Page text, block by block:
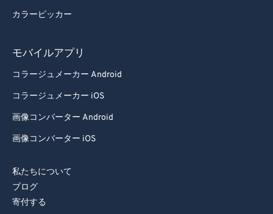
カラーピッカー
モバイルアプリ
コラージュメーカー Android
コラージュメーカー iOS
画像コンバーター Android
画像コンバーター iOS
私たちについて
ブログ
寄付する